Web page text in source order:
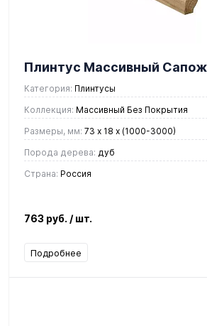
Плинтус Массивный
Категория: Плинтусы
Коллекция: Массивный Без Покрытия
Размеры, мм: 73 x 18 х (1000-3000)
Порода дерева: дуб
Страна: Россия
763 руб. / шт.
Подробнее